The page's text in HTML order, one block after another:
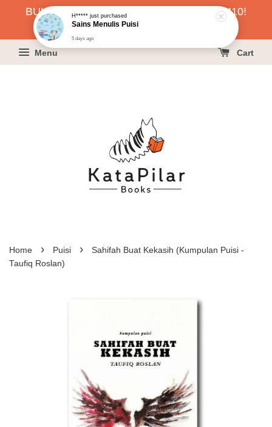
BUKU HARGA RAHMAH SERENDAH RM10!
KLIK SINI UNTUK PESAN!
Menu Cart
Home › Puisi ›
Sahifah Buat Kekasih (Kumpulan Puisi -
Taufiq Roslan)
H*****just purchased
Sains Menulis Puisi
5 days ago